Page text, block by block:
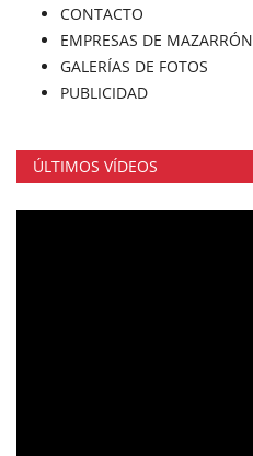
CONTACTO
EMPRESAS DE MAZARRÓN
GALERÍAS DE FOTOS
PUBLICIDAD
ÚLTIMOS VÍDEOS